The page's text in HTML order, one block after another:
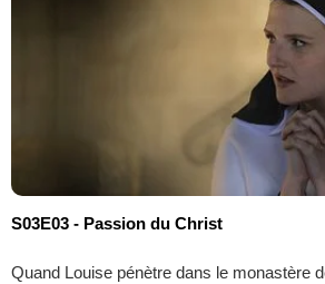
S03E03 - Passion du Christ
Quand Louise pénètre dans le monastère